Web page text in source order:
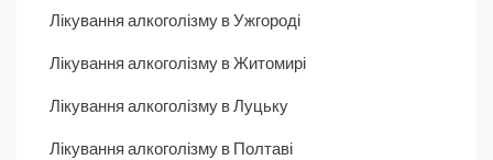
Лікування алкоголізму в Ужгороді
Лікування алкоголізму в Житомирі
Лікування алкоголізму в Луцьку
Лікування алкоголізму в Полтаві